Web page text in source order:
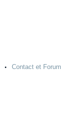
Contactet Forum